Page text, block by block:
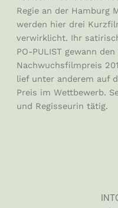
Regie an der Hamburg
werden hier drei
verwirklicht. Ihr
PO-PULIST gewann
Nachwuchsfilmpreis
liefunter anderem auf
Preis im Wettbewerb.
und Regisseurin tätig.